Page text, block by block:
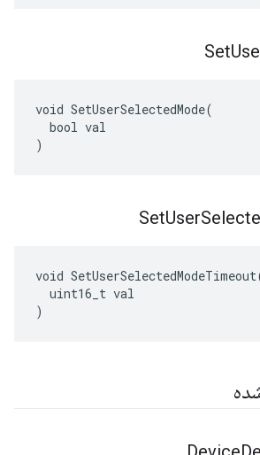
Set
void SetUserSelectedMode(
  bool val
)
SetUser
void
  uint16_t val
)